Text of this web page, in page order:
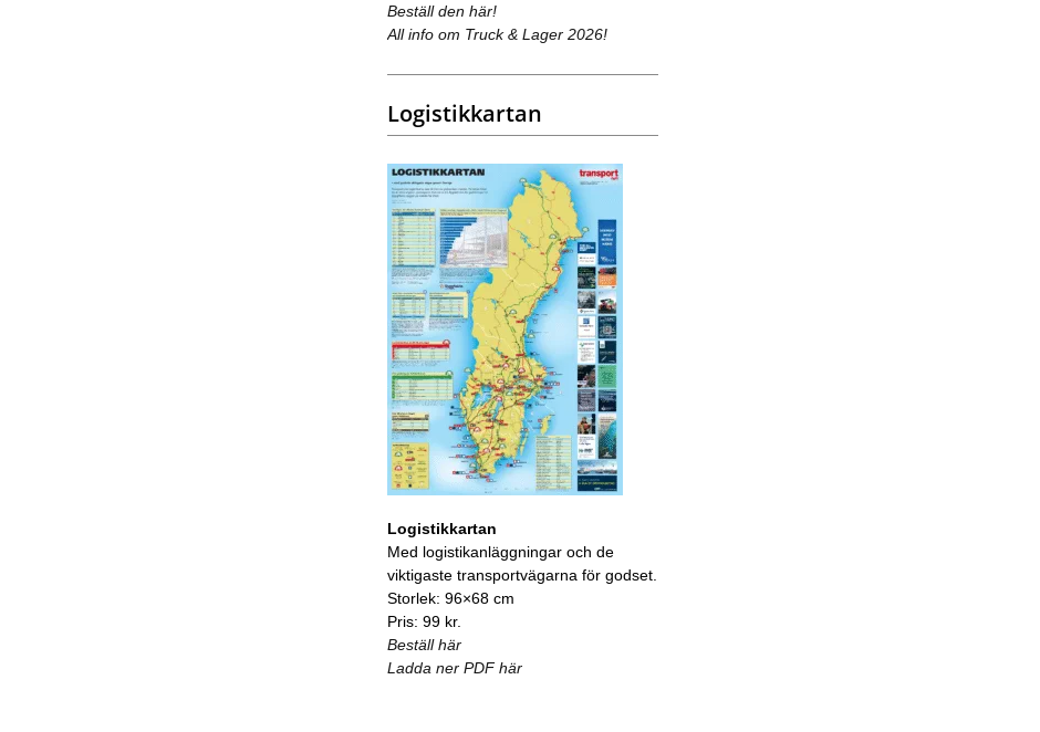
Beställ den här!
All info om Truck & Lager 2026!
Logistikkartan
Logistikkartan
Med logistikanläggningar och de
viktigaste transportvägarna för godset.
Storlek: 96×68 cm
Pris: 99 kr.
Beställ här
Ladda ner PDF här